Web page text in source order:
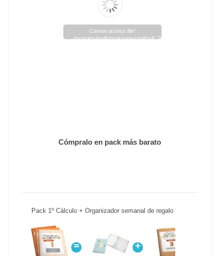
Cannot access file!
/modules/lpsflipbook/views/pdf/pdf_28_1.pdf
Cómpralo en pack más barato
Pack 1º Cálculo + Organizador semanal de regalo
= +